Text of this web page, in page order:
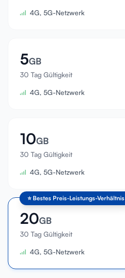
4G, 5G-Netzwerk
5GB
30 Tag Gültigkeit
4G, 5G-Netzwerk
10GB
30 Tag Gültigkeit
4G, 5G-Netzwerk
⭐ Bestes Preis-Leistungs-Verhältnis
20GB
30 Tag Gültigkeit
4G, 5G-Netzwerk